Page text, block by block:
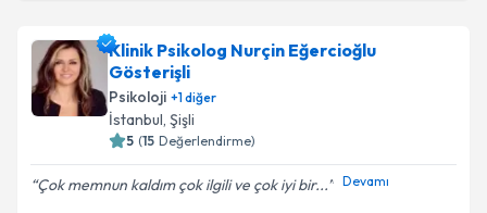
Klinik Psikolog Nurçin Eğercioğlu
Gösterişli
Psikoloji +1diğer
İstanbul, Şişli
5 (15 Değerlendirme)
Çok memnun kaldım çok ilgili ve çok iyi bir... Devamı